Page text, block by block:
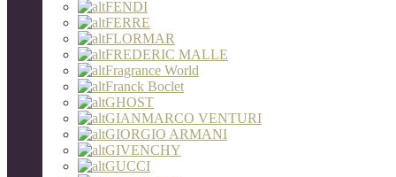
FENDI
FERRE
FLORMAR
FREDERIC MALLE
Fragrance World
Franck Boclet
GHOST
GIANMARCO VENTURI
GIORGIO ARMANI
GIVENCHY
GUCCI